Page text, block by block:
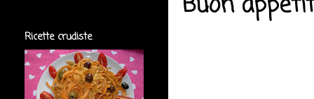
Ricette crudiste